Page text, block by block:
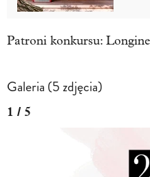
Patroni konkursu:
Galeria (5 zdjęcia)
1 / 5